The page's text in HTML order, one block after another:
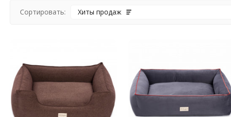
Сортировать: Хиты продаж